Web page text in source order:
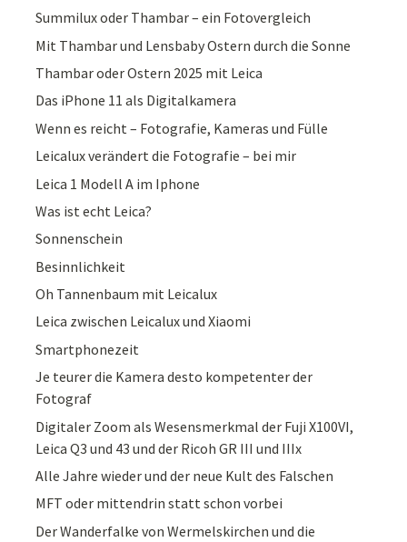
Summilux oder Thambar – ein Fotovergleich
Mit Thambar und Lensbaby Ostern durch die Sonne
Thambar oder Ostern 2025 mit Leica
Das iPhone 11 als Digitalkamera
Wenn es reicht – Fotografie, Kameras und Fülle
Leicalux verändert die Fotografie – bei mir
Leica 1 Modell A im Iphone
Was ist echt Leica?
Sonnenschein
Besinnlichkeit
Oh Tannenbaum mit Leicalux
Leica zwischen Leicalux und Xiaomi
Smartphonezeit
Je teurer die Kamera desto kompetenter der
Fotograf
Digitaler Zoom als Wesensmerkmal der Fuji X100VI,
Leica Q3 und 43 und der Ricoh GR III und IIIx
Alle Jahre wieder und der neue Kult des Falschen
MFT oder mittendrin statt schon vorbei
Der Wanderfalke von Wermelskirchen und die